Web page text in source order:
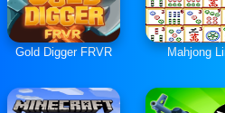
Gold Digger FRVR Mahjong